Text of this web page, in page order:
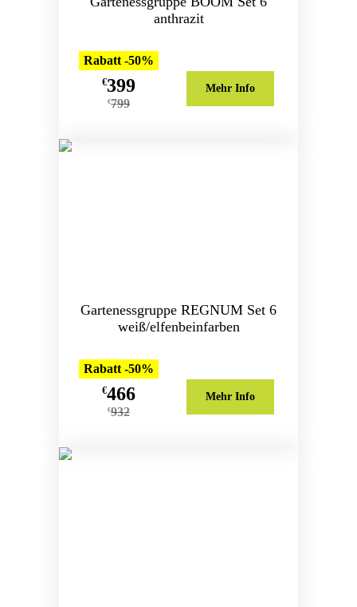
anthrazit
Rabatt -50%
€399
€799
Mehr Info
Gartenessgruppe REGNUM Set 6
weiß/elfenbeinfarben
Rabatt -50%
€466
€932
Mehr Info